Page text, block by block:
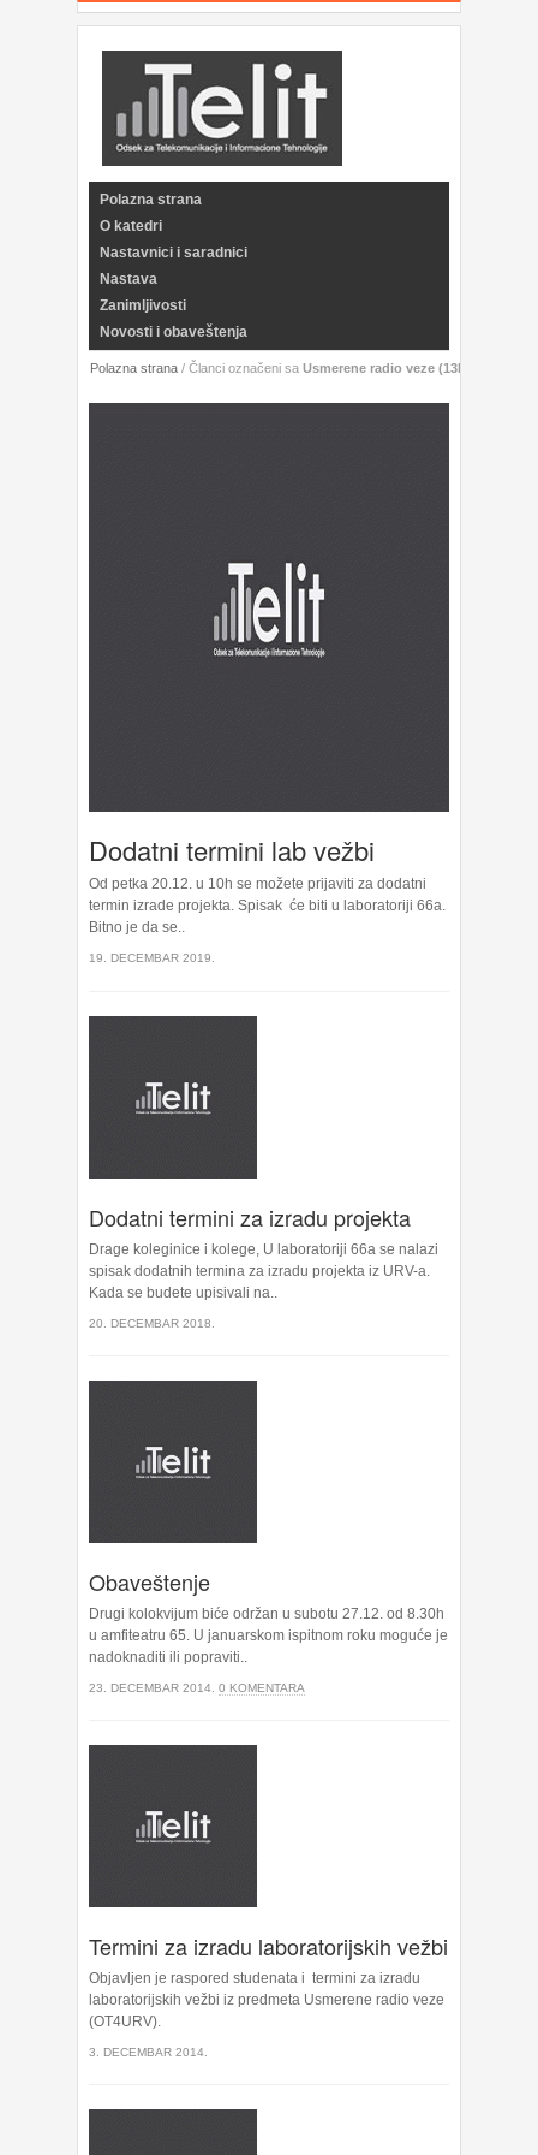
Polazna strana
O katedri
Nastavnici i saradnici
Nastava
Zanimljivosti
Novosti i obaveštenja
Polazna strana / Članci označeni sa Usmerene radio veze (13E034URV)
Dodatni termini lab vežbi
Od petka 20.12. u 10h se možete prijaviti za dodatni
termin izrade projekta. Spisak će biti u laboratoriji 66a.
Bitno je da se..
19. DECEMBAR 2019.
Dodatni termini za izradu projekta
Drage koleginice i kolege, U laboratoriji 66a se nalazi
spisak dodatnih termina za izradu projekta iz URV-a.
Kada se budete upisivali na..
20. DECEMBAR 2018.
Obaveštenje
Drugi kolokvijum biće održan u subotu 27.12. od 8.30h
u amfiteatru 65. U januarskom ispitnom roku moguće je
nadoknaditi ili popraviti..
23. DECEMBAR 2014. 0 KOMENTARA
Termini za izradu laboratorijskih vežbi
Objavljen je raspored studenata i termini za izradu
laboratorijskih vežbi iz predmeta Usmerene radio veze
(OT4URV).
3. DECEMBAR 2014.